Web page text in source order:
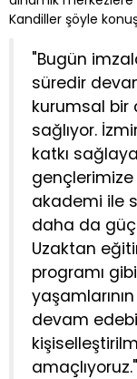
Kandiller şöyle
"Bugün
süredir
kurumsal bir
sağlıyor.
katkı
akademi ile
daha da
Uzaktan
programı
devam
amaçlıyoruz."